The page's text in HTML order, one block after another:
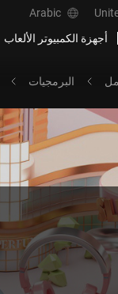
Arabic
أجهزة الكمبيوتر الألعاب
البرمجيات